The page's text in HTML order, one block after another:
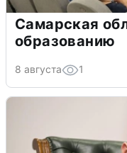
Самарская
образованию
8 августа 1